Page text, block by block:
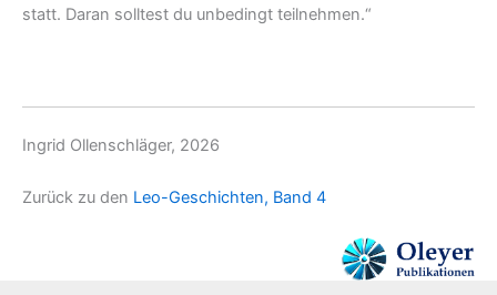
statt. Daran solltest du unbedingt teilnehmen.“
Ingrid Ollenschläger, 2026
Zurück zu den Leo-Geschichten, Band 4